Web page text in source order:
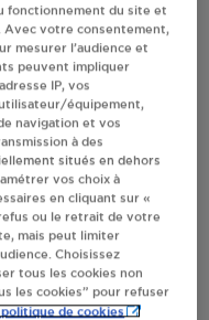
de gaz
DU REVENDEUR
le traitement
leur transfert hors UE
En savoir plus
fonctionnement du site et
Avec votre consentement,
mesurer l’audience et
peuvent impliquer
IP, vos
équipement,
navigation et vos
à des
situés en dehors
vos choix à
en cliquant sur «
ou le retrait de votre
mais peut limiter
Choisissez
tous les cookies non
les cookies” pour refuser
de cookies